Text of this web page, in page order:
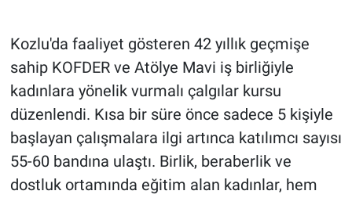
Kozlu'da faaliyet gösteren 42 yıllık geçmişe
sahip KOFDER ve Atölye Mavi iş birliğiyle
kadınlara yönelik vurmalı çalgılar kursu
düzenlendi. Kısa bir süre önce sadece 5 kişiyle
başlayan çalışmalara ilgi artınca katılımcı sayısı
55-60 bandına ulaştı. Birlik, beraberlik ve
dostluk ortamında eğitim alan kadınlar, hem